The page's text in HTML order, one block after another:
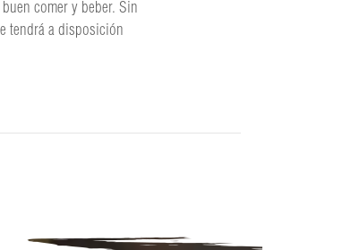
comer y beber. Sin
tendrá a disposición